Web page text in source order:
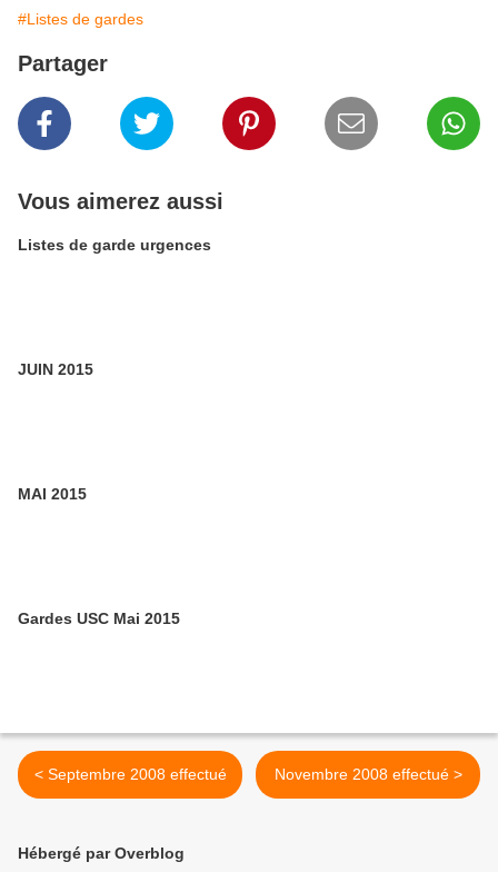
#Listes de gardes
Partager
Vous aimerez aussi
Listes de garde urgences
JUIN 2015
MAI 2015
Gardes USC Mai 2015
< Septembre 2008 effectué Novembre 2008 effectué >
Hébergé par Overblog